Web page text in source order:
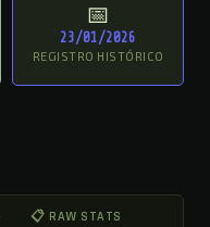
📅
23/01/2026
REGISTRO HISTÓRICO
📋 RAW STATS